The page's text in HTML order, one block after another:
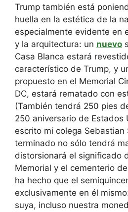
Trump también está
huella en la estética de la
especialmente evidente en
y la arquitectura: un nuevo
Casa Blanca estará
característico de Trump, y
propuesto en el Memorial
DC, estará rematado con
(También tendrá 250 pies
250 aniversario de Estados
escrito mi colega Sebastian
terminado no sólo tendrá
distorsionará el significado
Memorial y el cementerio
ha hecho que el
exclusivamente en él
suya, incluso nuestra